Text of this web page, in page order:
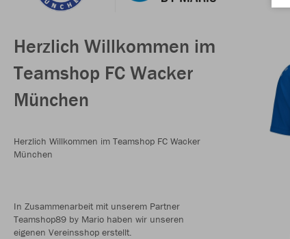
Herzlich Willkommen im
Teamshop FC Wacker
München
Herzlich Willkommen im Teamshop FC Wacker
München
In Zusammenarbeit mit unserem Partner
Teamshop89 by Mario haben wir unseren
eigenen Vereinsshop erstellt.